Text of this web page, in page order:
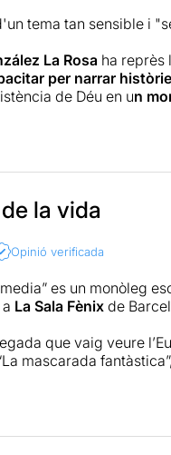
tema tan sensible i
La Rosa ha reprès
per narrar
de Déu en un
Ser Suprem.
didàctica que aporta
de l'espectacle és la
on es nota la llarga
les aventures al
i ganes d'entretenir i
una infinitat de
la vida
Opinió verificada
es un monòleg
La Sala Fènixde
que vaig veure
mascarada
han donat com a